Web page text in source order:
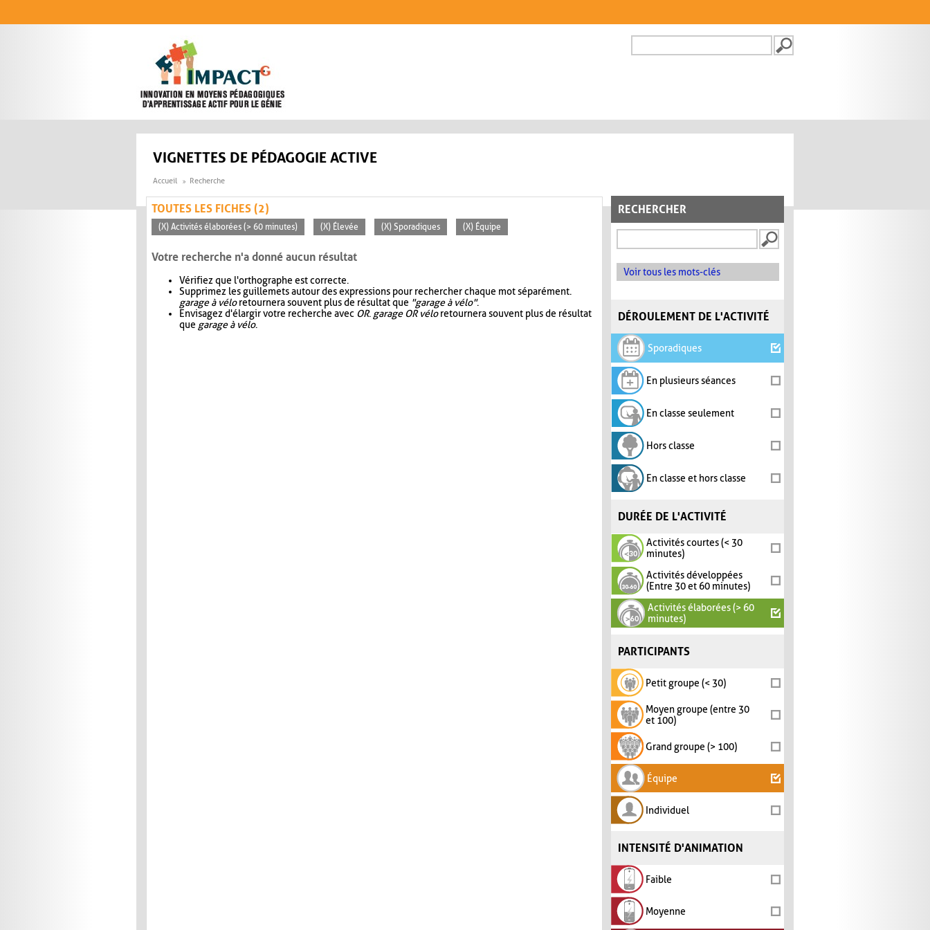
FORMULAIRE DE
VIGNETTES DE PÉDAGOGIE ACTIVE
Accueil Recherche
RECHERCHER
Voir tous les mots-clés
DÉROULEMENT DE L'ACTIVITÉ
Sporadiques
En plusieurs séances
En classe seulement
Hors classe
En classe et hors classe
DURÉE DE L'ACTIVITÉ
Activités courtes (< 30
minutes)
Activités développées
(Entre 30 et 60 minutes)
Activités élaborées (> 60
minutes)
PARTICIPANTS
Petit groupe (< 30)
Moyen groupe (entre 30
et 100)
Grand groupe (> 100)
Équipe
Individuel
INTENSITÉ D'ANIMATION
Faible
Moyenne
TOUTES LES FICHES (2)
(X) Activités élaborées (> 60 minutes) (X) Élevée (X) Sporadiques (X) Équipe
Votre recherche n'a donné aucun résultat
Vérifiez que l'orthographe est correcte.
Supprimez les guillemets autour des expressions pour rechercher chaque mot séparément.
garage à véloretournera souvent plus de résultat que "garage à vélo".
Envisagez d'élargir votre recherche avec OR. garage OR véloretournera souvent plus de résultat
que garage à vélo.